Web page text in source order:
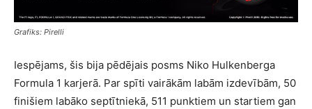
Grafiks: Pirelli
Iespējams, šis bija pēdējais posms Niko Hulkenberga
Formula 1 karjerā. Par spīti vairākām labām izdevībām, 50
finišiem labāko septītniekā, 511 punktiem un startiem gan